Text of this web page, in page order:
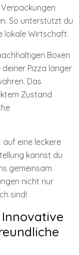
So unterstützt du
lokale Wirtschaft.
Boxen
Pizza länger
Das
Zustand
auf eine leckere
kannst du
gemeinsam
nicht nur
sind!